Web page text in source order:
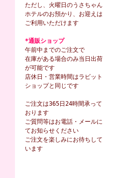
ただし、火曜日のうさちゃん
ホテルのお預かり、お迎えは
ご利用いただけます
*通販ショップ
午前中までのご注文で
在庫がある場合のみ当日出荷
が可能です
店休日・営業時間はラビット
ショップと同じです
ご注文は365日24時間承って
おります
ご質問等はお電話・メールに
てお知らせください
ご注文を楽しみにお待ちして
います